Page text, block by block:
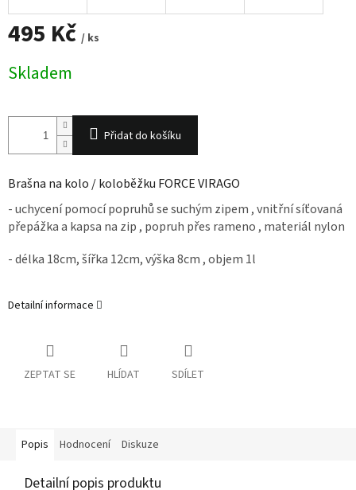
495 Kč / ks
cena:
Skladem
Přidat do košíku
Brašna na kolo / koloběžku FORCE VIRAGO
- uchycení pomocí popruhů se suchým zipem , vnitřní síťovaná
přepážka a kapsa na zip , popruh přes rameno , materiál nylon
- délka 18cm, šířka 12cm, výška 8cm , objem 1l
Detailní informace
ZEPTAT SE HLÍDAT SDÍLET
Popis Hodnocení Diskuze
Detailní popis produktu